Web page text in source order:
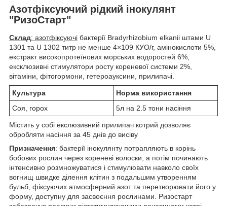
Азотфіксуючий рідкий інокулянт
"РизоСтарт"
Склад: азотфіксуючі бактерії Bradyrhizobium elkanii штами U
1301 та U 1302 титр не менше 4×109 КУО/г, амінокислоти 5%,
екстракт високопротеїнових морських водоростей 6%,
ексклюзивні стимулятори росту кореневої системи 2%,
вітаміни, фітогормони, гетероауксини, прилипачі.
Культура
Норма використання
Соя, горох
5л на 2.5 тони насіння
Містить у собі екслюзивний прилипач котрий дозволяє
обробляти насіння за 45 днів до висіву
Призначення: бактерії інокулянту потрапляють в корінь
бобових рослин через кореневі волоски, а потім починають
інтенсивно розмножуватися і стимулювати навколо своїх
вогнищ швидке ділення клітин з подальшим утворенням
бульб, фіксуючих атмосферний азот та перетворювати його у
форму, доступну для засвоєння рослинами. Ризостарт